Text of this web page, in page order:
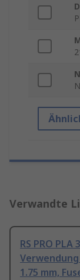
Verwandte
RS PRO
1.75 mm,